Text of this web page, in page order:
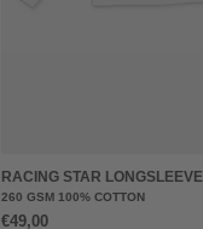
RACING STAR LONGSLEEVE
260 GSM 100% COTTON
€49,00